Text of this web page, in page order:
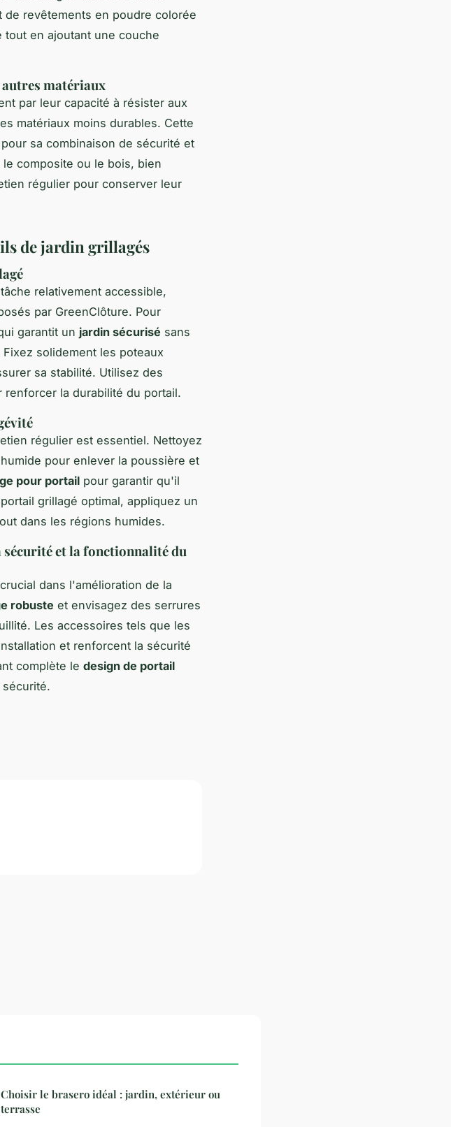
revêtements en poudre colorée
en ajoutant une couche
matériaux
par leur capacité à résister aux
matériaux moins durables. Cette
sa combinaison de sécurité et
composite ou le bois, bien
régulier pour conserver leur
de jardin grillagés
relativement accessible,
par GreenClôture. Pour
garantit un jardin sécurisé sans
solidement les poteaux
sa stabilité. Utilisez des
renforcer la durabilité du portail.
régulier est essentiel. Nettoyez
pour enlever la poussière et
pour portail pour garantir qu'il
grillagé optimal, appliquez un
dans les régions humides.
et la fonctionnalité du
dans l'amélioration de la
robuste et envisagez des serrures
Les accessoires tels que les
et renforcent la sécurité
complète le design de portail
Choisir le brasero idéal : jardin, extérieur ou
terrasse